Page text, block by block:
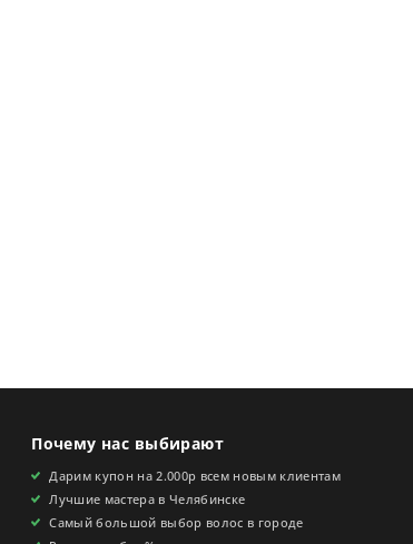
Почему нас выбирают
Дарим купон на 2.000р всем новым клиентам
Лучшие мастера в Челябинске
Самый большой выбор волос в городе